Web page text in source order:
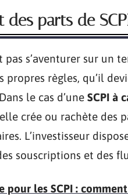
des parts de
pas s’aventurer sur un
règles, qu’il
le cas d’une SCPI à
crée ou rachète des
L’investisseur
souscriptions et des
les SCPI :